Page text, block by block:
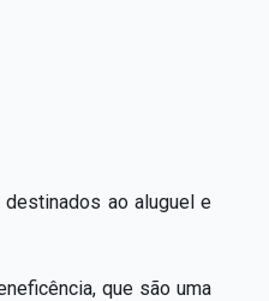
ao aluguel e
que são uma